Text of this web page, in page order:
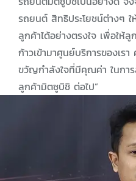
รถยนต์ สิทธิประโยชน์ต่างๆ
ลูกค้าได้อย่างตรงใจ เพื่อให้
ก้าวเข้ามาศูนย์บริการของเร
ขวัญกำลังใจที่มีคุณค่า ในกา
ลูกค้ามิตซูบิชิ ต่อไป”